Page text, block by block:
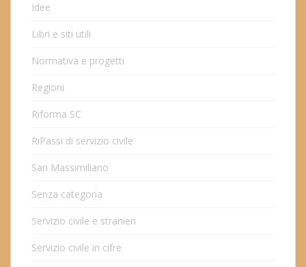
Idee
Libri e siti utili
Normativa e progetti
Regioni
Riforma SC
RiPassi di servizio civile
San Massimiliano
Senza categoria
Servizio civile e stranieri
Servizio civile in cifre